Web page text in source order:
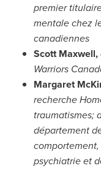
premier
mentale chez
canadiennes
Scott Maxwell,
Warriors
Margaret
recherche
traumatismes;
département
psychiatrie et